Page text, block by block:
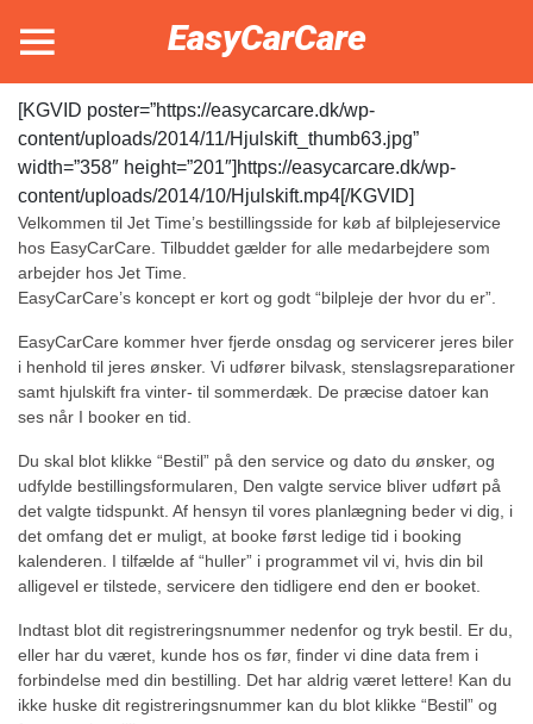
EasyCarCare
[KGVID poster=”https://easycarcare.dk/wp-
content/uploads/2014/11/Hjulskift_thumb63.jpg”
width=”358″ height=”201″]https://easycarcare.dk/wp-
content/uploads/2014/10/Hjulskift.mp4[/KGVID]
Velkommen til Jet Time’s bestillingsside for køb af bilplejeservice
hos EasyCarCare. Tilbuddet gælder for alle medarbejdere som
arbejder hos Jet Time.
EasyCarCare’s koncept er kort og godt “bilpleje der hvor du er”.
EasyCarCare kommer hver fjerde onsdag og servicerer jeres biler
i henhold til jeres ønsker. Vi udfører bilvask, stenslagsreparationer
samt hjulskift fra vinter- til sommerdæk. De præcise datoer kan
ses når I booker en tid.
Du skal blot klikke “Bestil” på den service og dato du ønsker, og
udfylde bestillingsformularen, Den valgte service bliver udført på
det valgte tidspunkt. Af hensyn til vores planlægning beder vi dig, i
det omfang det er muligt, at booke først ledige tid i booking
kalenderen. I tilfælde af “huller” i programmet vil vi, hvis din bil
alligevel er tilstede, servicere den tidligere end den er booket.
Indtast blot dit registreringsnummer nedenfor og tryk bestil. Er du,
eller har du været, kunde hos os før, finder vi dine data frem i
forbindelse med din bestilling. Det har aldrig været lettere! Kan du
ikke huske dit registreringsnummer kan du blot klikke “Bestil” og